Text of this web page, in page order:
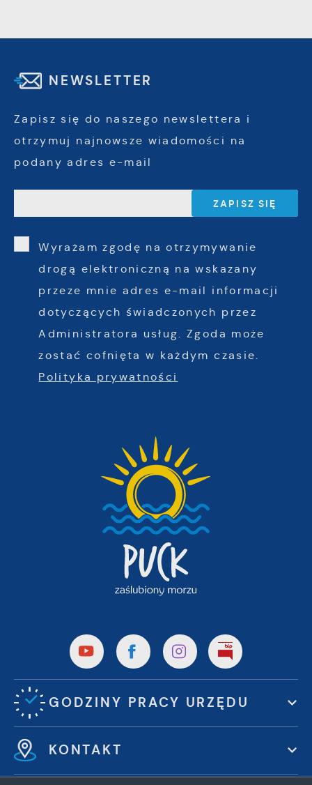
NEWSLETTER
Zapisz się do naszego newslettera i
otrzymuj najnowsze wiadomości na
podany adres e-mail
Wyrażam zgodę na otrzymywanie
drogą elektroniczną na wskazany
przeze mnie adres e-mail informacji
dotyczących świadczonych przez
Administratora usług. Zgoda może
zostać cofnięta w każdym czasie.
Polityka prywatności
GODZINY PRACY URZĘDU
KONTAKT